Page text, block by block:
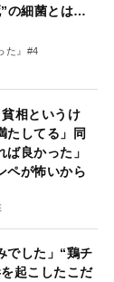
の細菌とは…
た』#4
貧相というけ
たしてる」同
良かった」
ペが怖いから
でした」“鶏チ
起こしたこだ